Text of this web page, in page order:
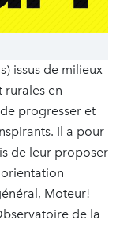
issus de milieux
rurales en
progresser et
Il a pour
de leur proposer
Moteur!
de la